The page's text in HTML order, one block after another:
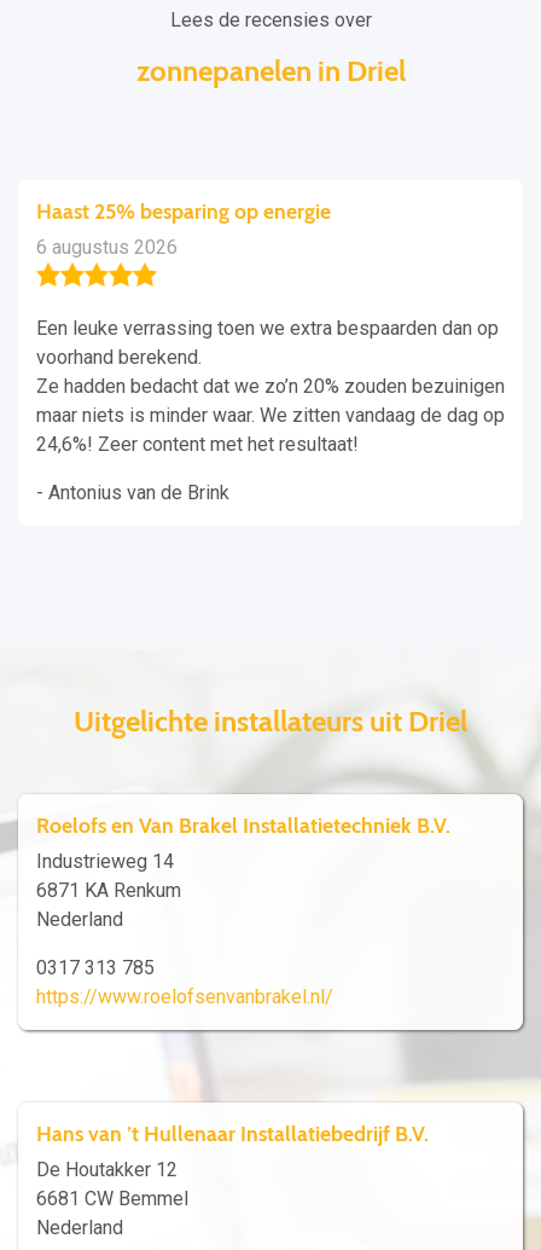
Lees de recensies over
zonnepanelen in Driel
Haast 25% besparing op energie
6 augustus 2026
Een leuke verrassing toen we extra bespaarden dan op
voorhand berekend.
Ze hadden bedacht dat we zo’n 20% zouden bezuinigen
maar niets is minder waar. We zitten vandaag de dag op
24,6%! Zeer content met het resultaat!
- Antonius van de Brink
Uitgelichte installateurs uit Driel
Roelofs en Van Brakel Installatietechniek B.V.
Industrieweg 14
6871 KA Renkum
Nederland
0317 313 785
https://www.roelofsenvanbrakel.nl/
Hans van ’t Hullenaar Installatiebedrijf B.V.
De Houtakker 12
6681 CW Bemmel
Nederland